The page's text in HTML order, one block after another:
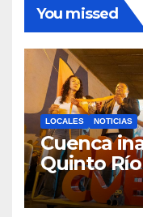
You missed
LOCALES NOTICIAS
Cuenca
Quinto
la
agua